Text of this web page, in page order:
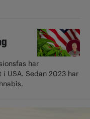
har
USA. Sedan 2023 har